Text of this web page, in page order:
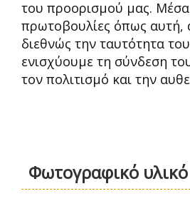
του προορισμού μας.
πρωτοβουλίες όπως αυτή,
διεθνώς την ταυτότητα
ενισχύουμε τη σύνδεση
τον πολιτισμό και την
Φωτογραφικό υλικό